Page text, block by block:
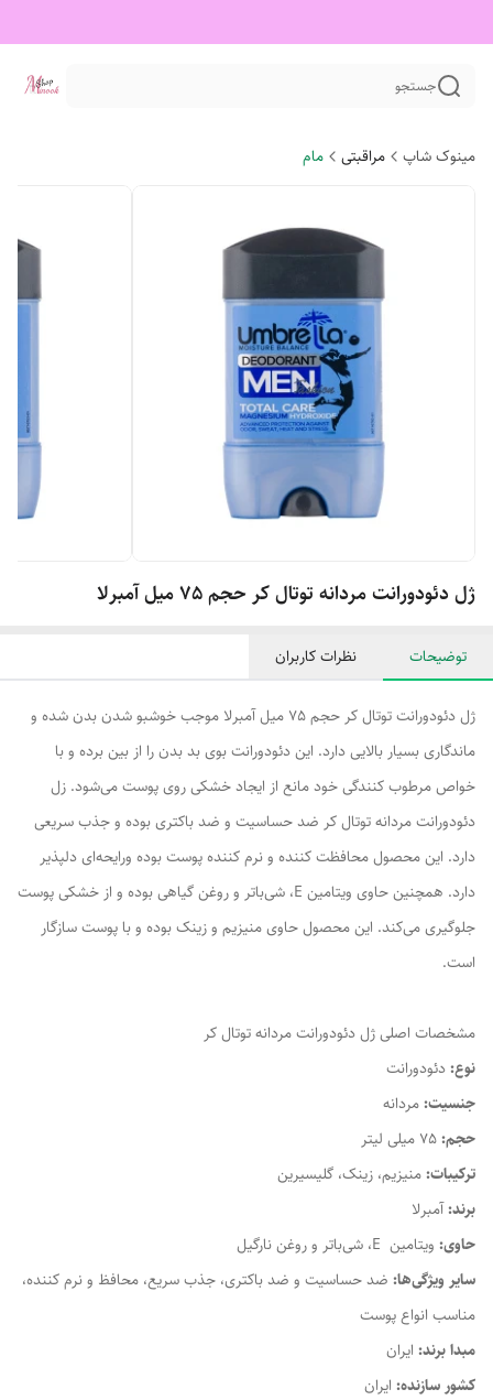
جستجو
مینوک شاپ مراقبتی مام
ژل دئودورانت مردانه توتال کر حجم 75 میل آمبرلا
توضیحات نظرات کاربران
ژل دئودورانت توتال کر حجم 75 میل آمبرلا موجب خوشبو شدن بدن شده و
ماندگاری بسیار بالایی دارد. این دئودورانت بوی بد بدن را از بین برده و با
خواص مرطوب کنندگی خود مانع از ایجاد خشکی روی پوست می‌شود. زل
دئودورانت مردانه توتال کر ضد حساسیت و ضد باکتری بوده و جذب سریعی
دارد. این محصول محافظت کننده و نرم کننده پوست بوده ورایحه‌ای دلپذیر
دارد. همچنین حاوی ویتامین E، شی‌باتر و روغن گیاهی بوده و از خشکی پوست
جلوگیری می‌کند. این محصول حاوی منیزیم و زینک بوده و با پوست سازگار
است.
مشخصات اصلی ژل دئودورانت مردانه توتال کر
نوع:دئودورانت
جنسیت:مردانه
حجم:
ترکیبات:منیزیم، زینک، گلیسیرین
برند:آمبرلا
حاوی: ویتامین E، شی‌باتر و روغن نارگیل
سایر ویژگی‌ها: ضد حساسیت و ضد باکتری، جذب سریع، محافظ و نرم کننده،
مناسب انواع پوست
مبدا برند: ایران
کشور سازنده: ایران